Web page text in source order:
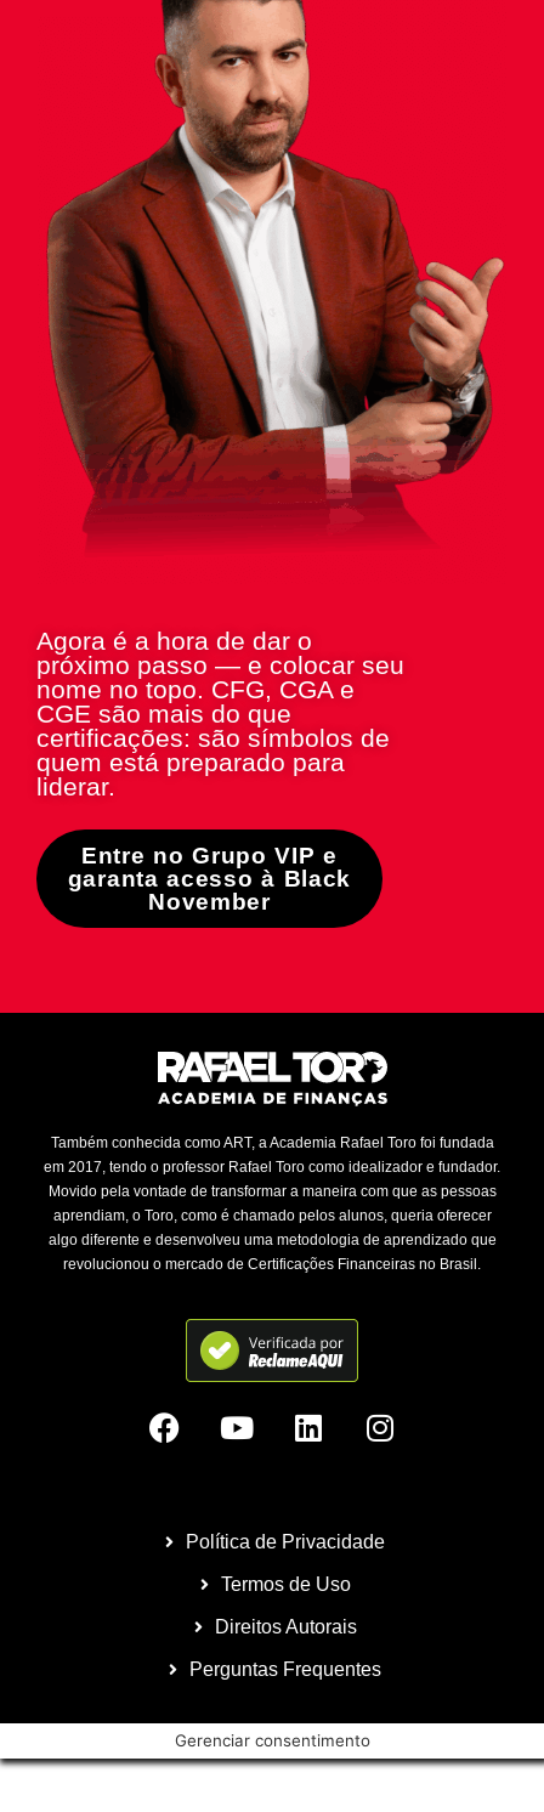
Agora é a hora de dar o
próximo passo — e colocar seu
nome no topo. CFG, CGA e
CGE são mais do que
certificações: são símbolos de
quem está preparado para
liderar.
Entre no Grupo VIP e
garanta acesso à Black
November
Também conhecida como ART, a Academia Rafael Toro foi fundada
em 2017, tendo o professor Rafael Toro como idealizador e fundador.
Movido pela vontade de transformar a maneira com que as pessoas
aprendiam, o Toro, como é chamado pelos alunos, queria oferecer
algo diferente e desenvolveu uma metodologia de aprendizado que
revolucionou o mercado de Certificações Financeiras no Brasil.
Política de Privacidade
Termos de Uso
Direitos Autorais
Perguntas Frequentes
Gerenciar consentimento